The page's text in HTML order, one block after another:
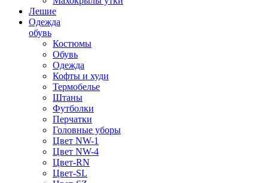
Лешие
Одежда
обувь
Костюмы
Обувь
Одежда
Кофты и худи
Термобелье
Штаны
Футболки
Перчатки
Головные уборы
Цвет NW-1
Цвет NW-4
Цвет-RN
Цвет-SL